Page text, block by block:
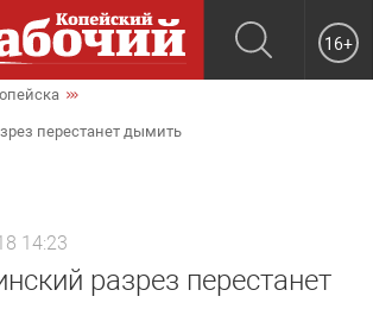
16+
перестанет дымить
14:23
разрез перестанет